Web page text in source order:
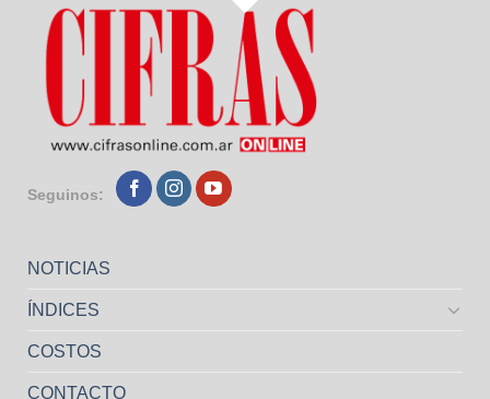
Seguinos:
NOTICIAS
ÍNDICES
COSTOS
CONTACTO